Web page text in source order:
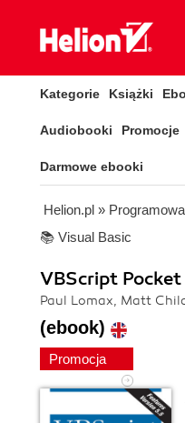
Kategorie Książki
Audiobooki Promocje
Darmowe ebooki
Helion.pl »
📚 Visual Basic
VBScript Pocket
Paul Lomax, Matt
(ebook)
Promocja